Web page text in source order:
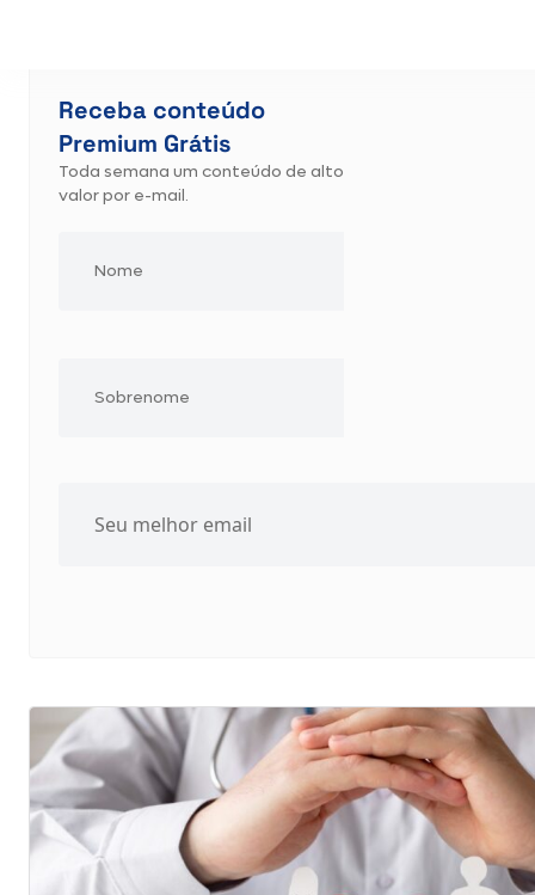
Receba conteúdo
Premium Grátis
Toda semana um conteúdo de alto
valor por e-mail.